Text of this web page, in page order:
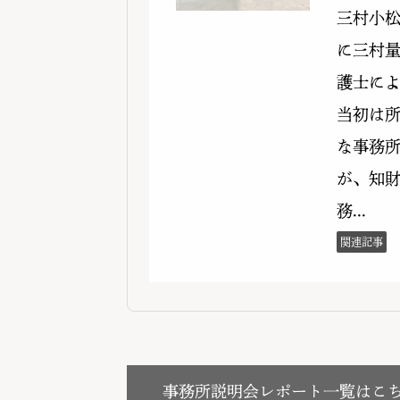
事務所説明会レポート一覧はこ